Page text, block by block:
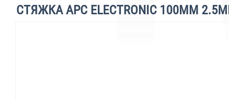
СТЯЖКА APC ELECTRONIC 100MM